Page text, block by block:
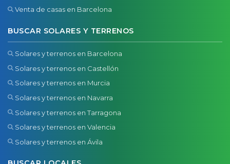
Venta de casas en Barcelona
BUSCAR SOLARES Y TERRENOS
Solares y terrenos en Barcelona
Solares y terrenos en Castellón
Solares y terrenos en Murcia
Solares y terrenos en Navarra
Solares y terrenos en Tarragona
Solares y terrenos en Valencia
Solares y terrenos en Ávila